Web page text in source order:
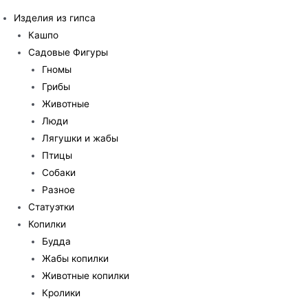
Изделия из гипса
Кашпо
Садовые Фигуры
Гномы
Грибы
Животные
Люди
Лягушки и жабы
Птицы
Собаки
Разное
Статуэтки
Копилки
Будда
Жабы копилки
Животные копилки
Кролики